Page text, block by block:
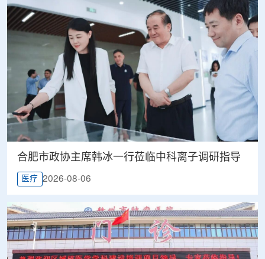
合肥市政协主席韩冰一行莅临中科离子调研指导
医疗 2026-08-06